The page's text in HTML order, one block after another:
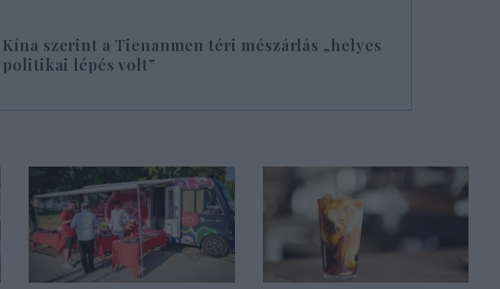
Kína szerint a Tienanmen téri mészárlás „helyes
politikai lépés volt”